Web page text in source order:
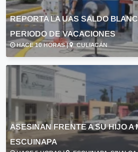
REPORTA LA UAS SALDO
PERIODO DE VACACIONES
HACE 10 HORAS | CULIACÁN
ASESINAN FRENTE A SU HIJO A
ESCUINAPA